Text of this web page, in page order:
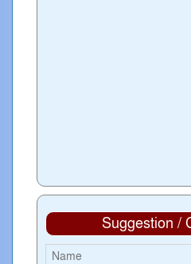
Suggestion /